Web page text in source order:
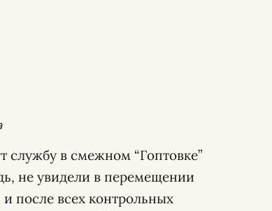
службу в смежном “Гоптовке”
не увидели в перемещении
после всех контрольных